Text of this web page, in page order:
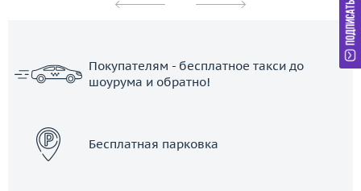
Покупателям - бесплатное такси до
шоурума и обратно!
Бесплатная парковка